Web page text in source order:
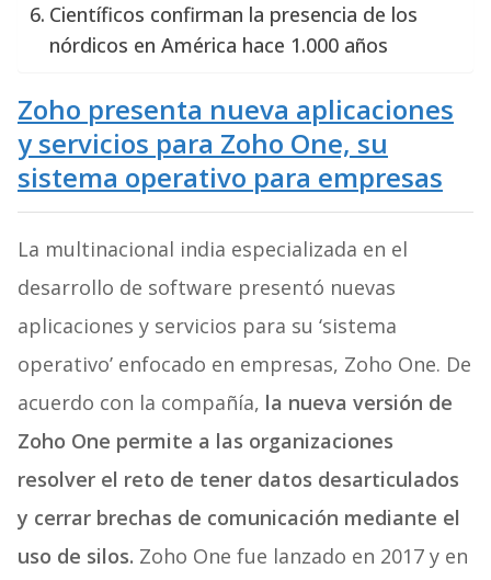
Científicos confirman la presencia de los
nórdicos en América hace 1.000 años
Zoho presenta nueva aplicaciones
y servicios para Zoho One, su
sistema operativo para empresas
La multinacional india especializada en el
desarrollo de software presentó nuevas
aplicaciones y servicios para su ‘sistema
operativo’ enfocado en empresas, Zoho One. De
acuerdo con la compañía, la nueva versión de
Zoho One permite a las organizaciones
resolver el reto de tener datos desarticulados
y cerrar brechas de comunicación mediante el
uso de silos. Zoho One fue lanzado en 2017 y en